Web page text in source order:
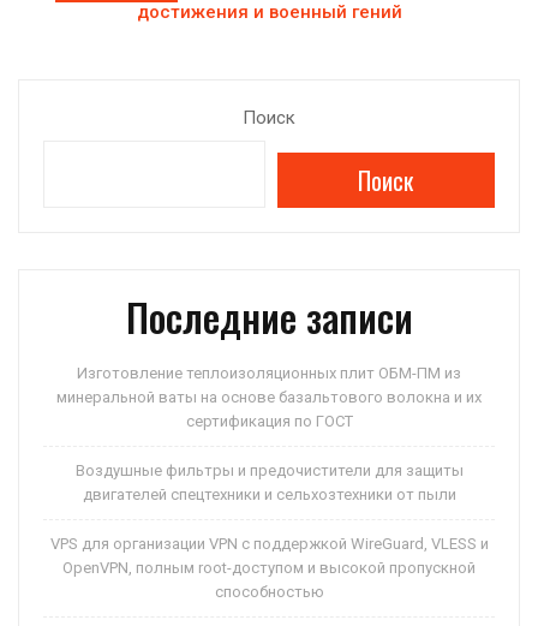
записямдостижения и военный гений
Поиск
Поиск
Последние записи
Изготовление теплоизоляционных плит ОБМ-ПМ из
минеральной ваты на основе базальтового волокна и их
сертификация по ГОСТ
Воздушные фильтры и предочистители для защиты
двигателей спецтехники и сельхозтехники от пыли
VPS для организации VPN с поддержкой WireGuard, VLESS и
OpenVPN, полным root-доступом и высокой пропускной
способностью